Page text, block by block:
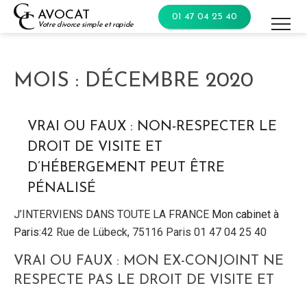
Skip
AVOCAT
Votre divorce simple et rapide
01 47 04 25 40
MOIS : DÉCEMBRE 2020
VRAI OU FAUX : NON-RESPECTER LE
DROIT DE VISITE ET
D’HÉBERGEMENT PEUT ÊTRE
PÉNALISÉ
J’INTERVIENS DANS TOUTE LA FRANCE Mon cabinet à
Paris:42 Rue de Lübeck, 75116 Paris 01 47 04 25 40
VRAI OU FAUX : MON EX-CONJOINT NE
RESPECTE PAS LE DROIT DE VISITE ET